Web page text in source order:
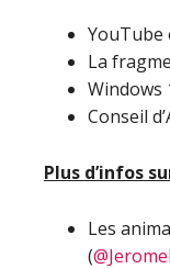
YouTube
La
Windows
Conseil
Plus d’infos
Les
(